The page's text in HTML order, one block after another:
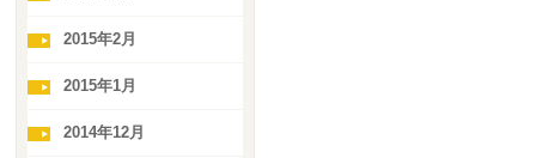
2015年2月
2015年1月
2014年12月